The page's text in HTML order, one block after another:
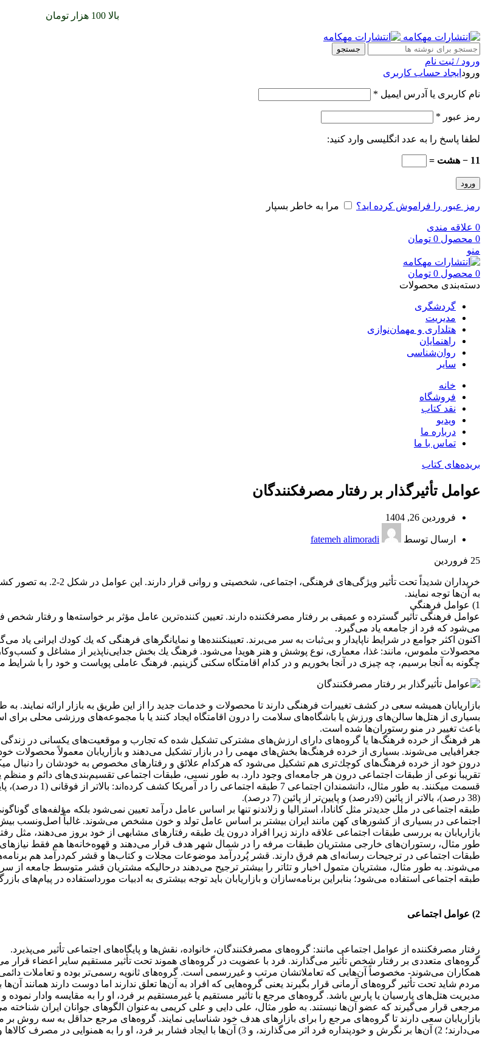
بالا 100 هزار تومان
جستجو
ورود / ثبت نام
ورود ایجاد حساب کاربری
نام کاربری یا آدرس ایمیل *
رمز عبور *
لطفا پاسخ را به عدد انگلیسی وارد کنید:
11 − هشت =
ورود
رمز عبور را فراموش کرده اید؟ مرا به خاطر بسپار
0 علاقه مندی
0 محصول 0 تومان
منو
0 محصول 0 تومان
دسته‌بندی محصولات
گردشگری
مدیریت
هتلداری و مهمان‌نوازی
راهنمایان
روان‌شناسی
سایر
خانه
فروشگاه
نقد کتاب
ویدیو
درباره‌ ما
تماس با ما
بریده‌های کتاب
عوامل تأثیرگذار بر رفتار مصرفکنندگان
فروردین 26, 1404
ارسال توسط fatemeh alimoradi
25 فروردین
خریداران شدیداً تحت تأثیر
به آن‌ها توجه نمایند.
1) عوامل فرهنگی
عوامل فرهنگی تأثیر گسترده و عمیقی بر رفتار مصرفکننده دارند. تعیین کننده‌ترین عامل مؤثر بر خواسته‌ها و رفتار
می‌شود كه فرد از جامعه یاد می‌گیرد.
اكنون اكثر جوامع در شرایط ناپایدار و بی‌ثبات به سر می‌برند. تعیینکننده‌ها و نمایانگرهای فرهنگی كه یك كودك ایرانی
محصولات ملموس، مانند: غذا، معماری، نوع پوشش و هنر هویدا می‌شود. فرهنگ یك بخش جدایی‌ناپذیر از مشاغل و
چگونه به آنجا برسیم، چه چیزی در آنجا بخوریم و در كدام اقامتگاه سكنی گزینیم. فرهنگ عاملی پویاست و خود را با
بازاریابان همیشه سعی در كشف تغییرات فرهنگی دارند تا محصولات و خدمات جدید را از این طریق به بازار ارائه
بسیاری از هتل‌ها سالن‌های ورزش یا باشگاه‌های سلامت را درون اقامتگاه ایجاد كنند یا با مجموعه‌های ورزشی محلی برای
باعث تغییر در منو رستوران‌ها شده است.
هر فرهنگ از خرده فرهنگ‌ها یا گروه‌های دارای ارزش‌های مشتركی تشكیل شده كه تجارب و موقعیت‌های یكسانی در
جغرافیایی می‌شوند. بسیاری از خرده فرهنگ‌ها بخش‌های مهمی را در بازار تشكیل می‌دهند و بازاریابان معمولاً محصولات
درون خود از خرده فرهنگ‌های كوچك‌تری هم تشكیل می‌شود كه هركدام علائق و رفتارهای مخصوص به خودشان را دنبال
تقریباً نوعی از طبقات اجتماعی درون هر جامعه‌ای وجود دارد. به طور نسبی، طبقات اجتماعی تقسیم‌بندی‌های دائم و منظم
(38 درصد)، بالاتر از پائین (9درصد) و پایین‌تر از پائین (7 درصد).
طبقه اجتماعی در ملل جدیدتر مثل كانادا، استرالیا و زلاندنو تنها بر اساس عامل درآمد تعیین نمی‌شود بلكه مؤلفه‌های
اجتماعی در بسیاری از كشورهای كهن مانند ایران بیشتر بر اساس عامل تولد و خون مشخص می‌شوند. غالباً اصل‌ونسب بیش
بازاریابان به بررسی طبقات اجتماعی علاقه دارند زیرا افراد درون یك طبقه رفتارهای مشابهی از خود بروز می‌دهند، مثل
طور مثال، رستوران‌های خارجی مشتریان طبقات مرفه را در شمال شهر هدف قرار می‌دهند و قهوه‌خانه‌ها هم فقط
طبقات اجتماعی در ترجیحات رسانه‌ای هم فرق دارند. قشر پُردرآمد موضوعات مجلات و كتاب‌ها و قشر كم‌درآمد هم
می‌شوند. به طور مثال، مشتریان متمول اخبار و تئاتر را بیشتر ترجیح می‌دهند درحالیکه مشتریان قشر متوسط جامعه از
طبقه اجتماعی استفاده می‌شود؛ بنابراین برنامه‌سازان و بازاریابان باید توجه بیشتری به ادبیات مورداستفاده در پیام‌های
2) عوامل اجتماعی
رفتار مصرفکننده از عوامل اجتماعی مانند: گروه‌های مصرفکنندگان، خانواده، نقش‌ها و پایگاه‌های اجتماعی تأثیر می‌پذیرد.
گروه‌های متعددی بر رفتار شخص تأثیر می‌گذارند. فرد با عضویت در گروه‌های هموند تحت تأثیر مستقیم سایر اعضاء قرار
همكاران می‌شوند- مخصوصاً آن‌هایی كه تعاملاتشان مرتب و غیررسمی است. گروه‌های ثانویه رسمی‌تر بوده و تعاملات
مردم شاید تحت تأثیر گروه‌های آرمانی قرار بگیرند یعنی گروه‌هایی كه افراد به آن‌ها تعلق ندارند اما دوست دارند همانند
مدیریت هتل‌های پارسیان یا پارس باشد. گروه‌های مرجع با تأثیر مستقیم یا غیرمستقیم بر فرد، او را به مقایسه وادار
مرجعی قرار می‌گیرند كه عضو آن‌ها نیستند. به طور مثال، علی دایی و علی كریمی به‌عنوان الگوهای جوانان ایران شناخته
می‌دارند؛ 2) آن‌ها بر نگرش و خودپنداره فرد اثر می‌گذارند، و 3) آن‌ها با ایجاد فشار بر فرد، او را به همنوایی در مصرف كالاها و برندهای مشخص وادار میکنند.